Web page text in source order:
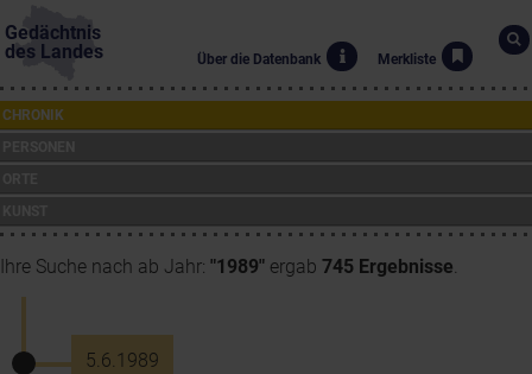
Gedächtnis
des Landes
Über die Datenbank Merkliste
CHRONIK
Ihre Suche nach ab Jahr: "1989" ergab 745 Ergebnisse.
5.6.1989